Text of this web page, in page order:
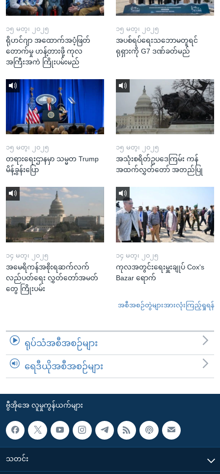
၁၅ မတ္၊ ၂၀၂၅
ရိုဟင်ဂျာ အထောက်အပံ့ဖြတ်
တောက်မှု ဟန့်တားဖို့ ကုလ
အကြီးအကဲ ကြိုးပမ်းမည်
၁၅ မတ္၊ ၂၀၂၅
အပစ်ရပ်ရေးသဘောမတူရင်
ရုရှားကို G7 ဒဏ်ခတ်မည်
၁၅ မတ္၊ ၂၀၂၅
တရားရေးဌာနမှာ သမ္မတ Trump
မိန့်ခွန်းပြော
၁၅ မတ္၊ ၂၀၂၅
အသုံးစရိတ်ဥပဒေကြမ်း ကန်
အထက်လွှတ်တော် အတည်ပြု
၁၄ မတ္၊ ၂၀၂၅
အမေရိကန်အစိုးရဆက်လက်
လည်ပတ်ရေး လွှတ်တော်အမတ်
တွေ ကြိုးပမ်း
၁၄ မတ္၊ ၂၀၂၅
ကုလအတွင်းရေးမှူးချုပ် Cox's
Bazar ရောက်
အစီအစဉ်တွဲများအားလုံးကြည့်ရှုရန်
ရုပ်သံအစီအစဉ်များ
ရေဒီယိုအစီအစဉ်များ
ဗွီအိုအေ လူမှုကွန်ယက်များ
သတင်း